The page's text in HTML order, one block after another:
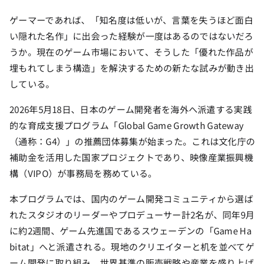
ゲーマーであれば、「知名度は低いが、言葉を失うほど面白
い隠れた名作」に出会った経験が一度はあるのではないだろ
うか。現在のゲーム市場において、そうした「優れた作品が
埋もれてしまう構造」を解決するための新たな試みが動き出
している。
2026年5月18日、日本のゲーム開発者を海外へ派遣する実践
的な育成支援プログラム「Global Game Growth Gateway
（通称：G4）」の推薦団体募集が始まった。これは文化庁の
補助金を活用した国家プロジェクトであり、映像産業振興機
構（VIPO）が事務局を務めている。
本プログラムでは、国内のゲーム開発コミュニティから選ば
れたスタジオのリーダーやプロデューサー計2名が、同年9月
に約2週間、ゲーム先進国であるスウェーデンの「Game Ha
bitat」へと派遣される。現地のクリエイターと机を並べてゲ